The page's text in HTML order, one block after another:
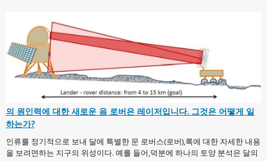
의 원인력에 대한 새로운 음 로버은 레이저입니다. 그것은 어떻게 일
하는가?
인류를 정기적으로 보내 달에 특별한 문 로버스(로버),록에 대한 자세한 내용
을 보려면하는 지구의 위성이다. 예를 들어,덕분에 하나의 토양 분석은 달의